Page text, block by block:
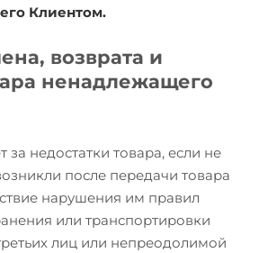
Клиентом.
возврата и
ненадлежащего
за недостатки товара, если не
после передачи товара
нарушения им правил
или транспортировки
лиц или непреодолимой